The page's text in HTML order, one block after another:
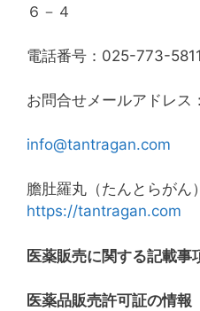
６－４
電話番号：025-773-5811
お問合せメールアドレス：
info@tantragan.com
膽肚羅丸（たんとらがん
https://tantragan.com
医薬販売に関する記載事
医薬品販売許可証の情報